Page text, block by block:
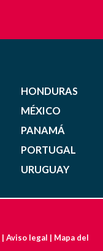
HONDURAS
MÉXICO
PANAMÁ
PORTUGAL
URUGUAY
| Aviso legal | Mapa del